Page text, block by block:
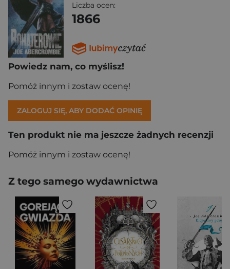
Liczba ocen:
1866
Powiedz nam, co myślisz!
Pomóż innym i zostaw ocenę!
ZALOGUJ SIĘ, ABY DODAĆ OPINIĘ
Ten produkt nie ma jeszcze żadnych recenzji
Pomóż innym i zostaw ocenę!
Z tego samego wydawnictwa